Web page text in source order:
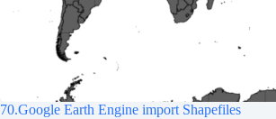
70.Google Earth Engine import Shapefiles